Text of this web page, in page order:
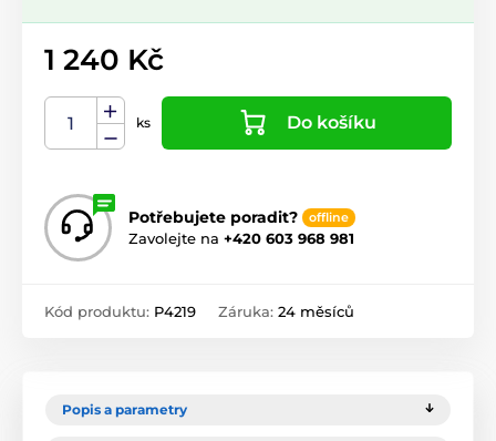
1 240 Kč
ks Do košíku
Potřebujete poradit? offline
Zavolejte na +420 603 968 981
Kód produktu: P4219 Záruka: 24 měsíců
Popis a parametry